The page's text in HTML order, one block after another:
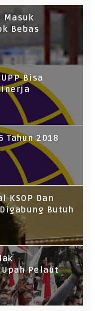
Bebas
Bisa
Tahun 2018
KSOP Dan
Butuh
Upah Pelaut